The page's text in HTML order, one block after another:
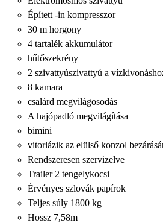
Épített -in kompresszor
30 m horgony
4 tartalék akkumulátor
hűtőszekrény
2 szivattyúszivattyú a
8 kamara
csalárd megvilágosodás
A hajópadló megvilágítása
bimini
vitorlázik az elülső konzol
Rendszeresen szervizelve
Trailer 2 tengelykocsi
Érvényes szlovák papírok
Teljes súly 1800 kg
Hossz 7,58m